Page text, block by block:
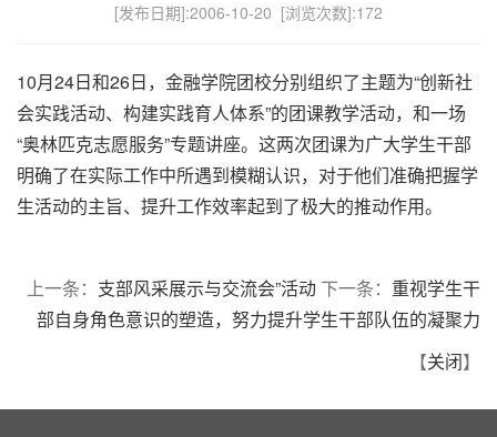
[发布日期]:2006-10-20 [浏览次数]:172
10月24日和26日，金融学院团校分别组织了主题为“创新社
会实践活动、构建实践育人体系”的团课教学活动，和一场
“奥林匹克志愿服务”专题讲座。这两次团课为广大学生干部
明确了在实际工作中所遇到模糊认识，对于他们准确把握学
生活动的主旨、提升工作效率起到了极大的推动作用。
上一条： 支部风采展示与交流会”活动 下一条： 重视学生干
部自身角色意识的塑造，努力提升学生干部队伍的凝聚力
【关闭】